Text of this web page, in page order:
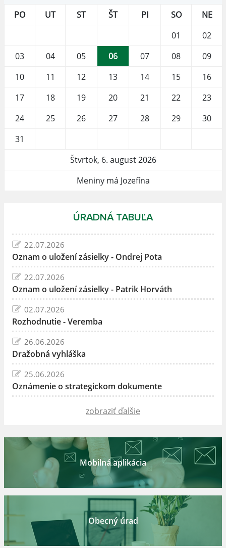
PO
UT ST ŠT PI SO
NE
01
02
03
04 05 06 07 08
09
10
11 12 13 14 15
16
17
18 19 20 21 22
23
24
25 26 27 28 29
30
31
Štvrtok, 6. august 2026
Meniny má Jozefína
ÚRADNÁ TABUĽA
22.07.2026
Oznam o uložení zásielky - Ondrej Pota
22.07.2026
Oznam o uložení zásielky - Patrik Horváth
02.07.2026
Rozhodnutie - Veremba
26.06.2026
Dražobná vyhláška
25.06.2026
Oznámenie o strategickom dokumente
zobraziť ďalšie
Mobilná aplikácia
Obecný úrad